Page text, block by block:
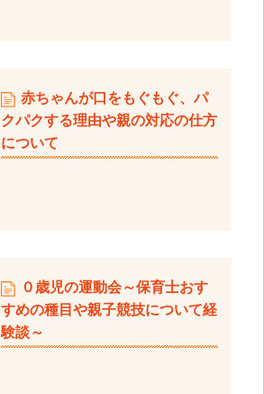
赤ちゃんが口をもぐもぐ、パ
クパクする理由や親の対応の仕方
について
０歳児の運動会～保育士おす
すめの種目や親子競技について経
験談～